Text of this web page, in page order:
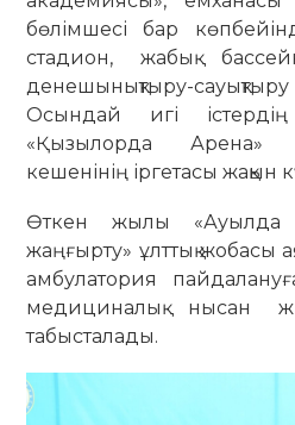
бөлімшесі бар
стадион, жабық
денешынықтыру-
Осындай игі
«Қызылорда Арена»
кешенінің іргетасы жақын
Өткен жылы «Ауылда
жаңғырту» ұлттық жобасы
амбулатория
медициналық нысан
табысталады.